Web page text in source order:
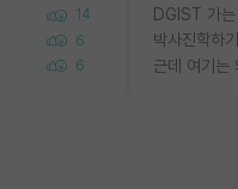
14
6
6
DGIST 가
근데 여기는